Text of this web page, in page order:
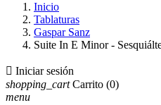
Inicio
Tablaturas
Gaspar Sanz
Suite In E Minor -
 Iniciar sesión
shopping_cart Carrito (0)
menu